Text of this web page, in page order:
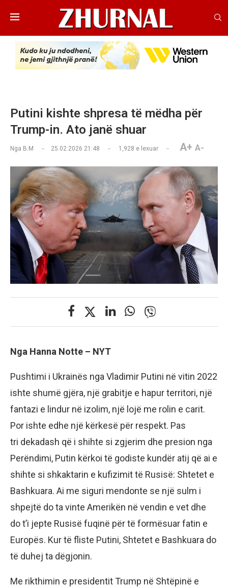
Putini kishte shpresa të mëdha për
Trump-in. Ato janë shuar
Nga B.M 25.02.2026 21:48 1,928 e lexuar A+ A-
Nga Hanna Notte – NYT
Pushtimi i Ukrainës nga Vladimir Putini në vitin 2022
ishte shumë gjëra, një grabitje e hapur territori, një
fantazi e lindur në izolim, një lojë me rolin e carit.
Por ishte edhe një kërkesë për respekt. Pas
tri dekadash që i shihte si zgjerim dhe presion nga
Perëndimi, Putin kërkoi të godiste kundër atij që ai e
shihte si shkaktarin e kufizimit të Rusisë: Shtetet e
Bashkuara. Ai me siguri mendonte se një sulm i
shpejtë do ta vinte Amerikën në vendin e vet dhe
do t’i jepte Rusisë fuqinë për të formësuar fatin e
Europës. Kur të fliste Putini, Shtetet e Bashkuara do
të duhej ta dëgjonin.
Me rikthimin e presidentit Trump në Shtëpinë e